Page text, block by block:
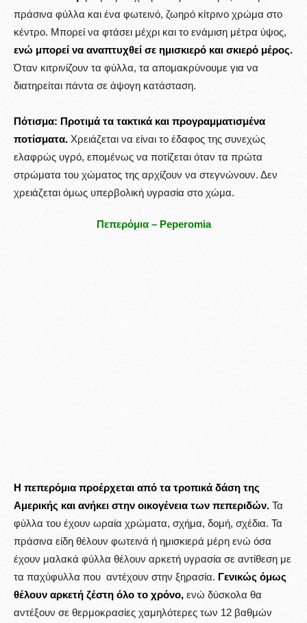
πράσινα φύλλα και ένα φωτεινό, ζωηρό κίτρινο χρώμα στο
κέντρο. Μπορεί να φτάσει μέχρι και το ενάμιση μέτρα ύψος,
ενώ μπορεί να αναπτυχθεί σε ημισκιερό και σκιερό μέρος.
Όταν κιτρινίζουν τα φύλλα, τα απομακρύνουμε για να
διατηρείται πάντα σε άψογη κατάσταση.
Πότισμα: Προτιμά τα τακτικά και προγραμματισμένα
ποτίσματα. Χρειάζεται να είναι το έδαφος της συνεχώς
ελαφρώς υγρό, επομένως να ποτίζεται όταν τα πρώτα
στρώματα του χώματος της αρχίζουν να στεγνώνουν. Δεν
χρειάζεται όμως υπερβολική υγρασία στο χώμα.
Πεπερόμια – Peperomia
Η πεπερόμια προέρχεται από τα τροπικά δάση της
Αμερικής και ανήκει στην οικογένεια των πεπεριδών. Τα
φύλλα του έχουν ωραία χρώματα, σχήμα, δομή, σχέδια. Τα
πράσινα είδη θέλουν φωτεινά ή ημισκιερά μέρη ενώ όσα
έχουν μαλακά φύλλα θέλουν αρκετή υγρασία σε αντίθεση με
τα παχύφυλλα που αντέχουν στην ξηρασία. Γενικώς όμως
θέλουν αρκετή ζέστη όλο το χρόνο, ενώ δύσκολα θα
αντέξουν σε θερμοκρασίες χαμηλότερες των 12 βαθμών